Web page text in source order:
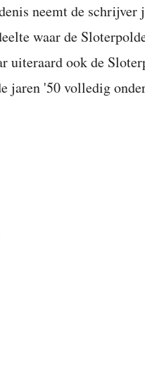
neemt de schrijver
waar de
uiteraard ook de
jaren '50 volledig